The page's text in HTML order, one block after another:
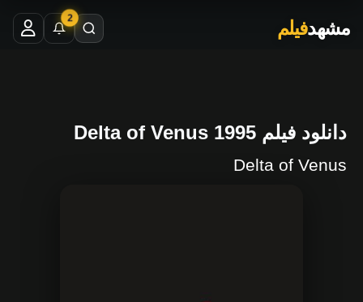
مشهدفیلم 2
دانلود فیلم Delta of Venus 1995
Delta of Venus